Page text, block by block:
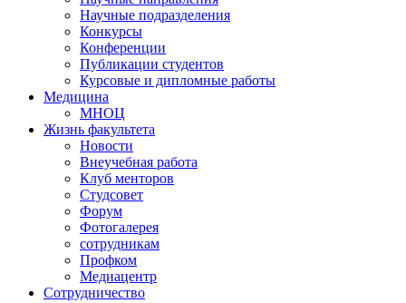
Научные подразделения
Конкурсы
Конференции
Публикации студентов
Курсовые и дипломные работы
Медицина
МНОЦ
Жизнь факультета
Новости
Внеучебная работа
Клуб менторов
Студсовет
Форум
Фотогалерея
сотрудникам
Профком
Медиацентр
Сотрудничество